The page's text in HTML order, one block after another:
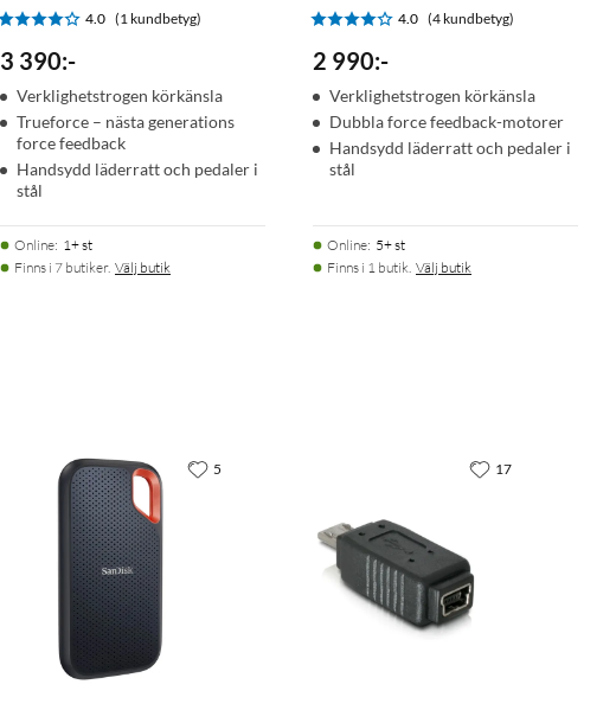
4.0 (1 kundbetyg)
3 390:-
Verklighetstrogen körkänsla
Trueforce – nästa generations
force feedback
Handsydd läderratt och pedaler i
stål
Online: 1+ st
Finns i 7 butiker. Välj butik
4.0 (4 kundbetyg)
2 990:-
Verklighetstrogen körkänsla
Dubbla force feedback-motorer
Handsydd läderratt och pedaler i
stål
Online: 5+ st
Finns i 1 butik. Välj butik
5 17